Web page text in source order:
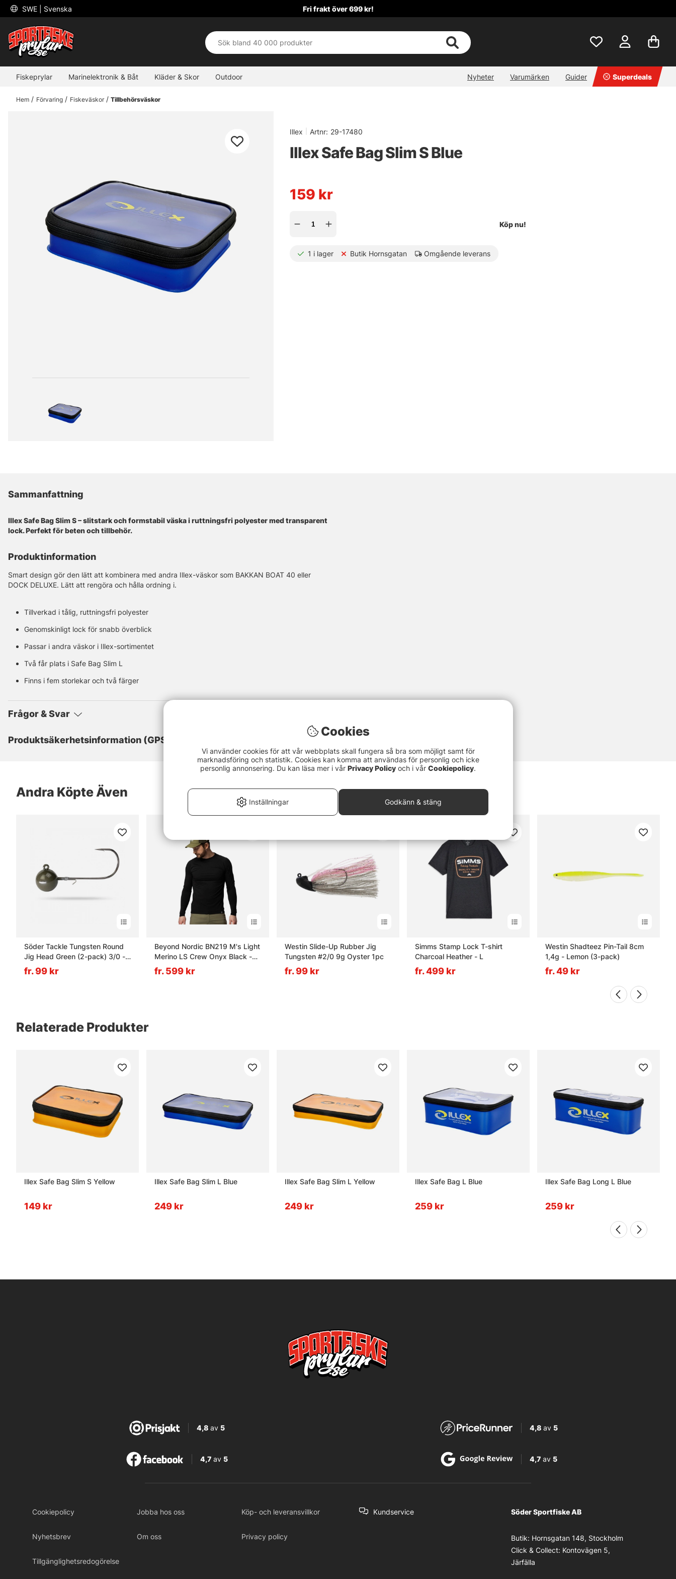
SWE | Svenska Fri frakt över 699 kr!
Fiskeprylar Marinelektronik & Båt Kläder & Skor Outdoor Nyheter Varumärken Guider Superdeals
Hem Förvaring Fiskeväskor Tillbehörsväskor
Illex Artnr: 29-17480
Illex Safe Bag Slim S Blue
159 kr
Köp nu!
1 i lager Butik Hornsgatan Omgående leverans
Sammanfattning
Illex Safe Bag Slim S – slitstark och formstabil väska i ruttningsfri polyester med transparent
lock. Perfekt för beten och tillbehör.
Produktinformation
Smart design gör den lätt att kombinera med andra Illex-väskor som BAKKAN BOAT 40 eller
DOCK DELUXE. Lätt att rengöra och hålla ordning i.
Tillverkad i tålig, ruttningsfri polyester
Genomskinligt lock för snabb överblick
Passar i andra väskor i Illex-sortimentet
Två får plats i Safe Bag Slim L
Finns i fem storlekar och två färger
Frågor & Svar
Produktsäkerhetsinformation (GPSR)
Andra Köpte Även
Söder Tackle Tungsten Round
Jig Head Green (2-pack) 3/0 -
14g
fr. 99 kr
Beyond Nordic BN219 M's Light
Merino LS Crew Onyx Black -
XL
fr. 599 kr
Westin Slide-Up Rubber Jig
Tungsten #2/0 9g Oyster 1pc
fr. 99 kr
Simms Stamp Lock T-shirt
Charcoal Heather - L
fr. 499 kr
Westin Shadteez Pin-Tail 8cm
1,4g - Lemon (3-pack)
fr. 49 kr
Relaterade Produkter
Illex Safe Bag Slim S Yellow
149 kr
Illex Safe Bag Slim L Blue
249 kr
Illex Safe Bag Slim L Yellow
249 kr
Illex Safe Bag L Blue
259 kr
Illex Safe Bag Long L Blue
259 kr
4,8 av5 4,8av 5
4,7av 5 4,7av 5
Cookiepolicy Jobba hos oss Köp- och leveransvillkor
Nyhetsbrev Om oss Privacy policy
Tillgänglighetsredogörelse
Kundservice Söder Sportfiske AB
Butik: Hornsgatan 148, Stockholm
Click & Collect: Kontovägen 5,
Järfälla
Cookies
Vi använder cookies för att vår webbplats skall fungera så bra som möjligt samt för
marknadsföring och statistik. Cookies kan komma att användas för personlig och icke
personlig annonsering. Du kan läsa mer i vår Privacy Policy och i vår Cookiepolicy.
Inställningar Godkänn & stäng